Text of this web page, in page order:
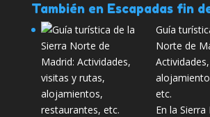
También en Escapadas fin
Guía
Norte de
etc.
En la